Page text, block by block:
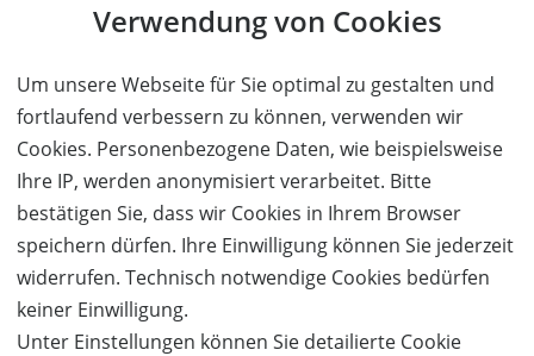
Verwendung von Cookies
Um unsere Webseite für Sie optimal zu gestalten und
fortlaufend verbessern zu können, verwenden wir
Cookies. Personenbezogene Daten, wie beispielsweise
Ihre IP, werden anonymisiert verarbeitet. Bitte
bestätigen Sie, dass wir Cookies in Ihrem Browser
speichern dürfen. Ihre Einwilligung können Sie jederzeit
widerrufen. Technisch notwendige Cookies bedürfen
keiner Einwilligung.
Unter Einstellungen können Sie detailierte Cookie
Bei uns findest Du Boulder in allen
Schwierigkeitsstufen, einen separaten
Trainingsbereich, ein umfangreiches Kurs- und
Eventprogramm und ein gemütliches Café zum
Entspannen und Energie tanken. Für Kinder und
Familien haben wir einen separaten Kinderbereich, in
dem die Kleinen nach Lust und Laune klettern können.
Im Mixedbereich teilen sich ambitionierte Kinder ab 6
Jahren und Erwachsene weitere Wände mit extra-
geschraubten Kinderbouldern.